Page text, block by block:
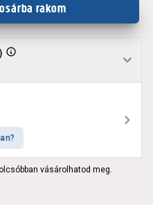
rakom
vásárolhatod meg.